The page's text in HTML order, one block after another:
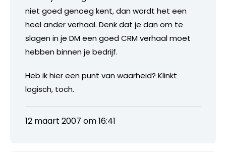
niet goed genoeg kent, dan wordt het een
heel ander verhaal. Denk dat je dan om te
slagen in je DM een goed CRM verhaal moet
hebben binnen je bedrijf.
Heb ik hier een punt van waarheid? Klinkt
logisch, toch.
12 maart 2007 om 16:41